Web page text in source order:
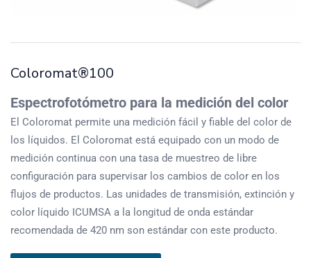
Coloromat®100
Espectrofotómetro para la medición del color
El Coloromat permite una medición fácil y fiable del color de
los líquidos. El Coloromat está equipado con un modo de
medición continua con una tasa de muestreo de libre
configuración para supervisar los cambios de color en los
flujos de productos. Las unidades de transmisión, extinción y
color líquido ICUMSA a la longitud de onda estándar
recomendada de 420 nm son estándar con este producto.